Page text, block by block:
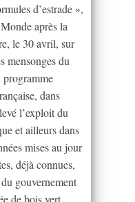
d’estrade »,
après la
le 30 avril, sur
mensonges du
programme
dans
l’exploit du
et ailleurs dans
mises au jour
déjà connues,
gouvernement
de bois vert,